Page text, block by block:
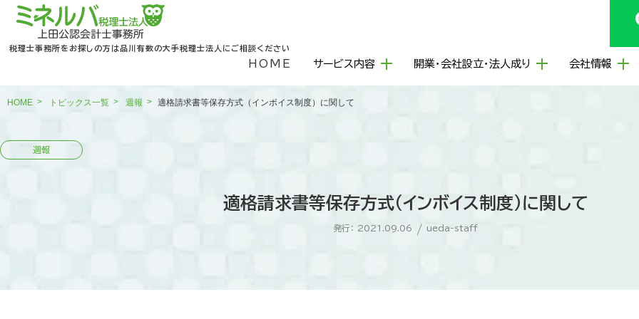
税理士事務所をお探しの方は品川有数の大手税理士法人にご相談ください
HOME サービス内容 開業・会社設立・法人成り 会社情報
HOME トピックス一覧 週報 適格請求書等保存方式（インボイス制度）に関して
適格請求書等保存方式（インボイス制度）に関して
発行： 2021.09.06 / ueda-staff